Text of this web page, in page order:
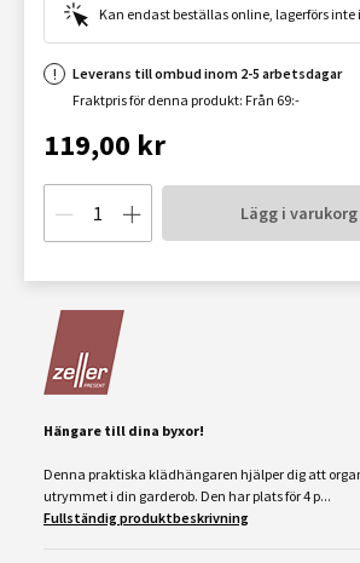
Kan endast beställas online, lagerförs inte
Leverans till ombud inom 2-5 arbetsdagar
Fraktpris för denna produkt: Från 69:-
119,00 kr
Lägg i varukorg
Hängare till dina byxor!
Denna praktiska klädhängaren hjälper dig att
utrymmet i din garderob. Den har plats för 4 p...
Fullständig produktbeskrivning